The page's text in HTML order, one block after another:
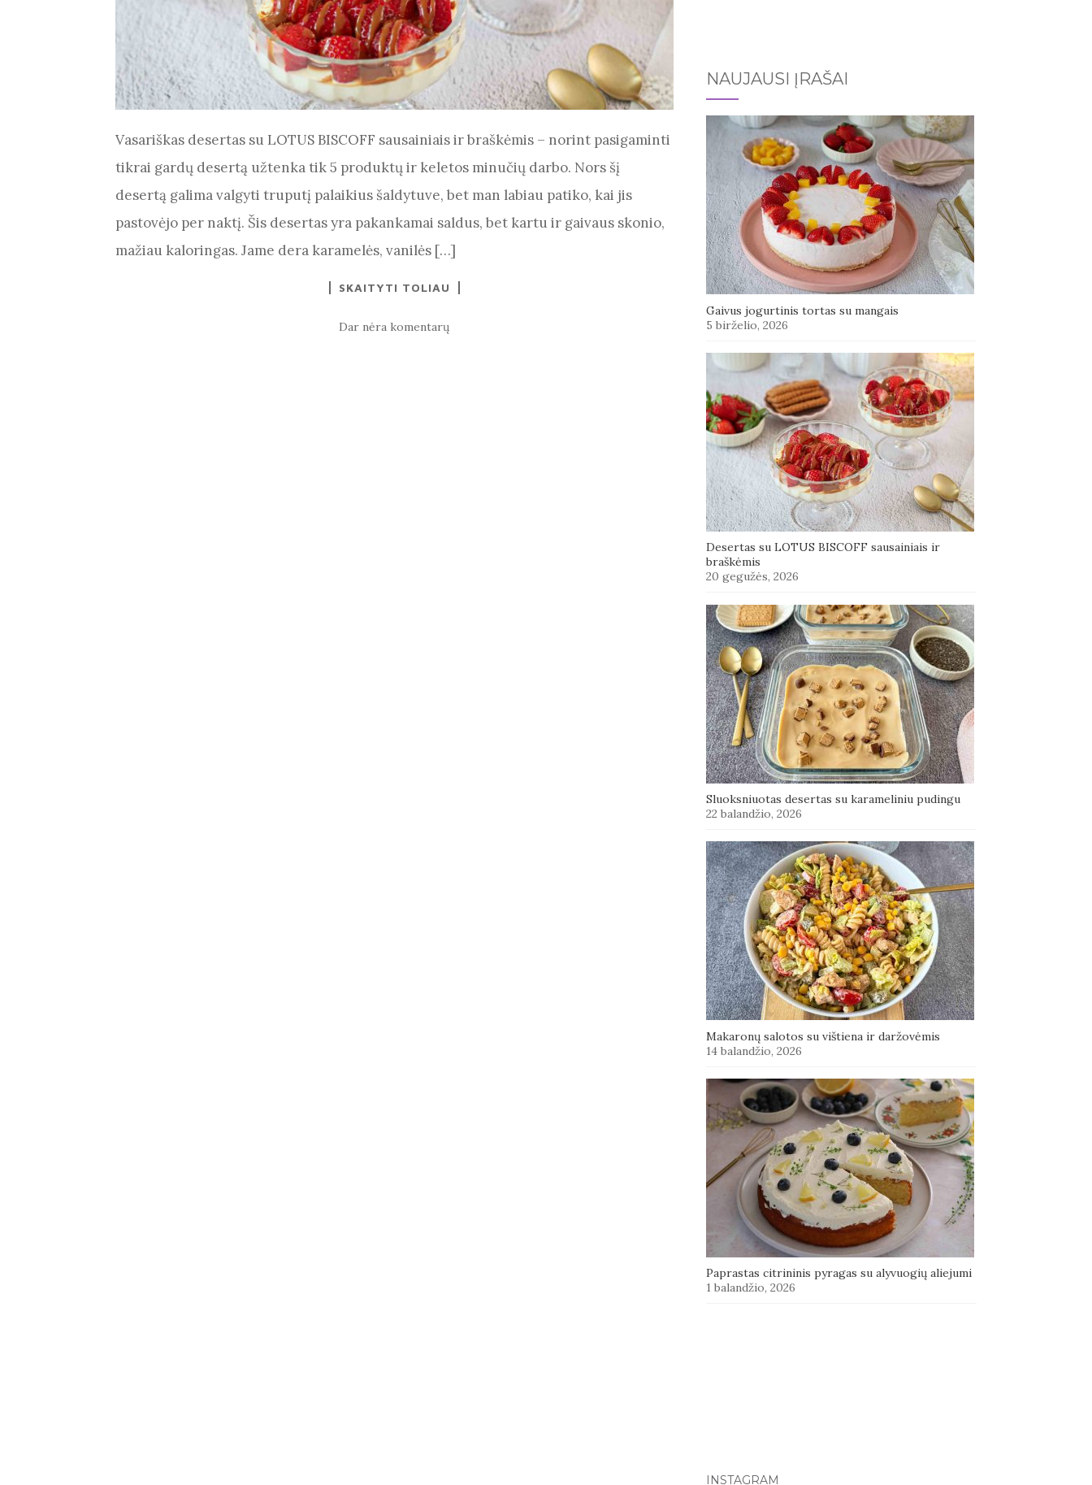
Vasariškas desertas su LOTUS BISCOFF sausainiais ir braškėmis – norint pasigaminti
tikrai gardų desertą užtenka tik 5 produktų ir keletos minučių darbo. Nors šį
desertą galima valgyti truputį palaikius šaldytuve, bet man labiau patiko, kai jis
pastovėjo per naktį. Šis desertas yra pakankamai saldus, bet kartu ir gaivaus skonio,
mažiau kaloringas. Jame dera karamelės, vanilės […]
SKAITYTI TOLIAU
Dar nėra komentarų
NAUJAUSI ĮRAŠAI
Gaivus jogurtinis tortas su mangais
5 birželio, 2026
Desertas su LOTUS BISCOFF sausainiais ir
braškėmis
20 gegužės, 2026
Sluoksniuotas desertas su karameliniu pudingu
22 balandžio, 2026
Makaronų salotos su vištiena ir daržovėmis
14 balandžio, 2026
Paprastas citrininis pyragas su alyvuogių aliejumi
1 balandžio, 2026
INSTAGRAM